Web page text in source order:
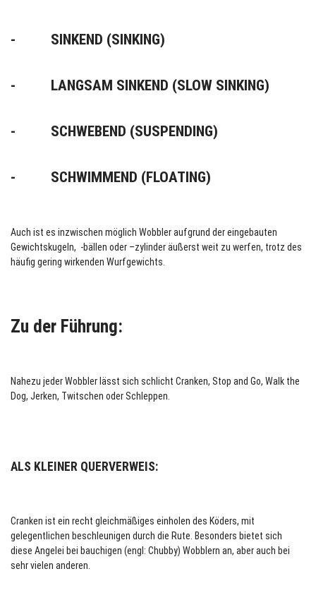
- SINKEND (SINKING)
- LANGSAM SINKEND (SLOW SINKING)
- SCHWEBEND (SUSPENDING)
- SCHWIMMEND (FLOATING)
Auch ist es inzwischen möglich Wobbler aufgrund der eingebauten
Gewichtskugeln, -bällen oder –zylinder äußerst weit zu werfen, trotz des
häufig gering wirkenden Wurfgewichts.
Zu der Führung:
Nahezu jeder Wobbler lässt sich schlicht Cranken, Stop and Go, Walk the
Dog, Jerken, Twitschen oder Schleppen.
ALS KLEINER QUERVERWEIS:
Cranken ist ein recht gleichmäßiges einholen des Köders, mit
gelegentlichen beschleunigen durch die Rute. Besonders bietet sich
diese Angelei bei bauchigen (engl: Chubby) Wobblern an, aber auch bei
sehr vielen anderen.